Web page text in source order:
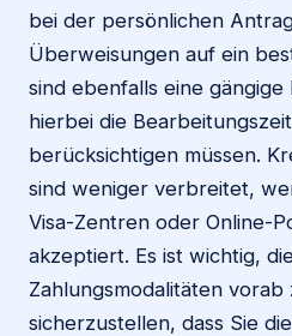
bei der persönlichen
Überweisungen auf ein
sind ebenfalls eine
hierbei die
berücksichtigen müssen.
sind weniger verbreitet,
Visa-Zentren oder Online-
akzeptiert. Es ist wichtig,
Zahlungsmodalitäten
sicherzustellen, dass Sie